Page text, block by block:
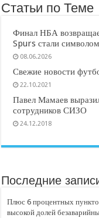
Статьи по Теме
Финал НБА
Spurs стали
08.06.2026
Свежие новости
22.10.2021
Павел Мамаев
сотрудников СИЗО
24.12.2018
Последние
Плюс 6 процентных
высокой долей